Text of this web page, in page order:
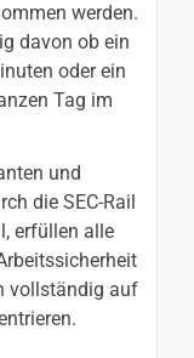
werden.
davon ob ein
oder ein
Tag im
und
die SEC-Rail
erfüllen alle
vollständig auf